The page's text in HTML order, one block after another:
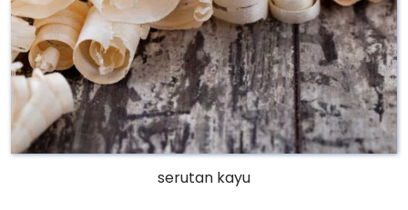
serutan kayu